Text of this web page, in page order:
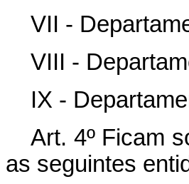
VII -
VIII -
IX -
Art. 4º Ficam
as seguintes